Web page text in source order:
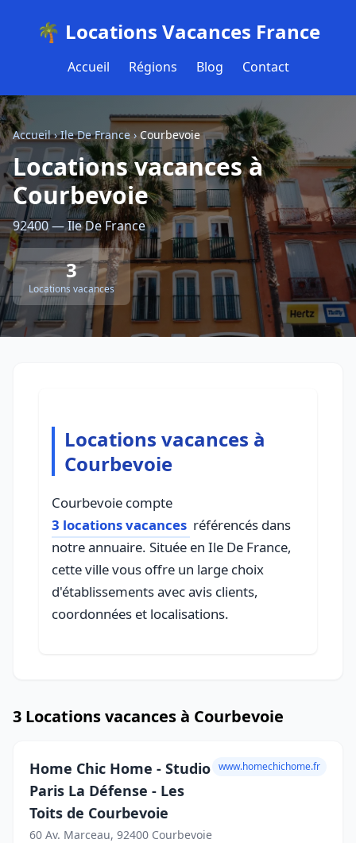
🌴 Locations Vacances France
Accueil Régions Blog Contact
Accueil›Ile De France › Courbevoie
Locations vacances à
Courbevoie
92400 — Ile De France
3
Locations vacances
Locations vacances à
Courbevoie
Courbevoie compte
3 locations vacances référencés dans
notre annuaire. Située en Ile De France,
cette ville vous offre un large choix
d'établissements avec avis clients,
coordonnées et localisations.
3 Locations vacances à Courbevoie
Home Chic Home - Studio
Paris La Défense - Les
Toits de Courbevoie
60 Av. Marceau, 92400 Courbevoie
www.homechichome.fr